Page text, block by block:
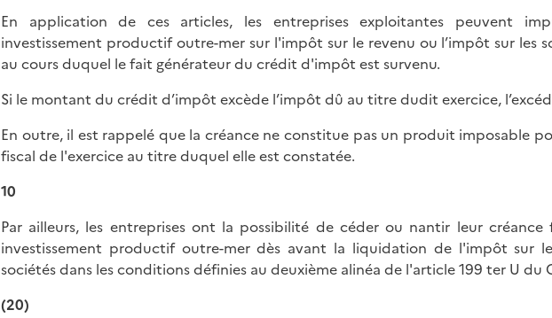
En application de ces articles, les entreprises exploitantes peuvent
investissement productif outre-mer sur l'impôt sur le revenu ou l’impôt sur les
au cours duquel le fait générateur du crédit d'impôt est survenu.
Si le montant du crédit d’impôt excède l’impôt dû au titre dudit exercice,
En outre, il est rappelé que la créance ne constitue pas un produit imposable
fiscal de l'exercice au titre duquel elle est constatée.
10
Par ailleurs, les entreprises ont la possibilité de céder ou nantir leur
investissement productif outre-mer dès avant la liquidation de l'impôt sur
sociétés dans les conditions définies au deuxième alinéa de l'article 199 ter U du
(20)